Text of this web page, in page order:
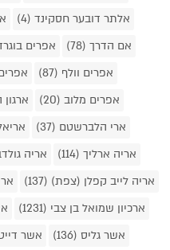
אלתר דובער חסקינד (4)
אם הדרך (78)
אפרים בוגרד
אפרים וולף (87)
אפרים מלוב (20)
ארגון
ארי הלברשטם (37)
אריאל
אריה ארליך (114)
אריה
אריה לייב קפלן (צפת) (137)
ארכיון שמואל בן צבי (1231)
אשר גליס (136)
אשר